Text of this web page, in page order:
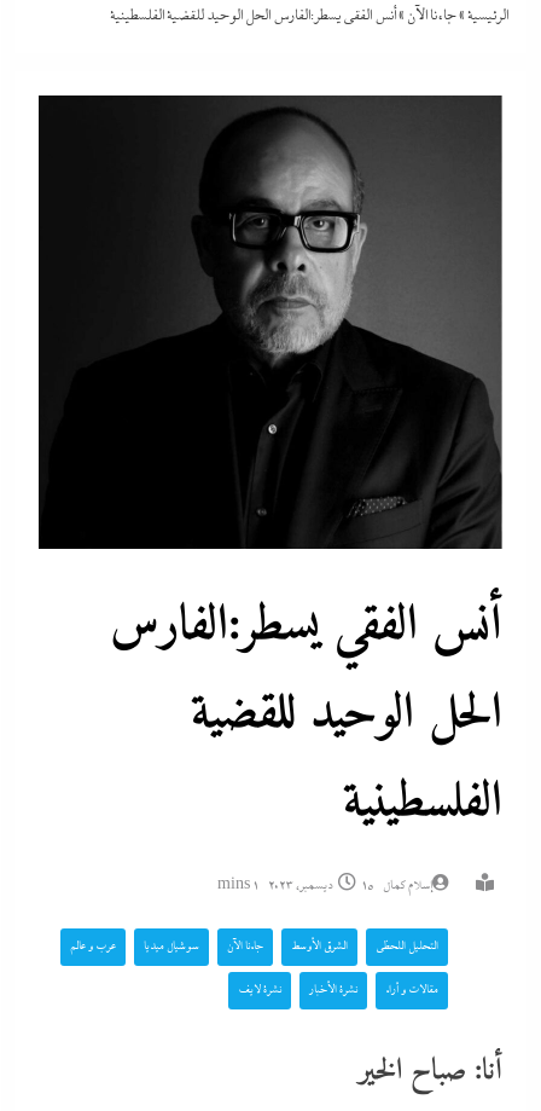
الرئيسية»جاءنا الآن »أنس الفقي يسطر:الفارس الحل الوحيد للقضية الفلسطينية
أنس الفقي يسطر:الفارس
الحل الوحيد للقضية
الفلسطينية
إسلام كمال 15 ديسمبر، 2023 1 mins
التحليل اللحظي الشرق الأوسط جاءنا الآن سوشيال ميديا عرب و عالم
مقالات و أراء نشرة الأخبار نشرة لايف
أنا: صباح الخير